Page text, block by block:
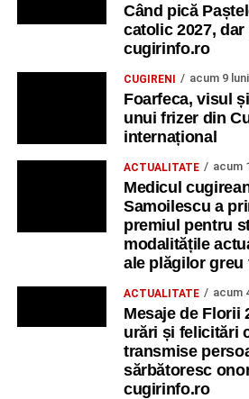
Când pică
catolic 2027,
cugirinfo.ro
CUGIRENI acum 9 luni
Foarfeca, visul
unui frizer din
internațional
ACTUALITATE acum
Medicul
Samoilescu a
premiul pentru
modalitățile
ale plăgilor greu
ACTUALITATE acum
Mesaje de Florii
urări și felicitări
transmise
sărbătoresc
cugirinfo.ro